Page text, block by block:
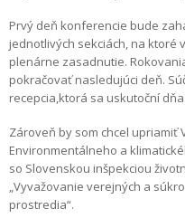
Prvý deň konferencie bude
jednotlivých sekciách, na ktoré
plenárne zasadnutie.
pokračovať nasledujúci deň.
recepcia,ktorá sa uskutoční
Zároveň by som chcel upriamiť
Environmentálneho a
so Slovenskou inšpekciou
„Vyvažovanie verejných a
prostredia“.